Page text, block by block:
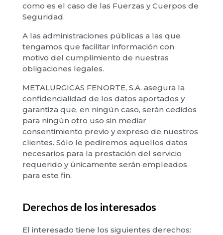
como es el caso de las Fuerzas y Cuerpos de
Seguridad.
A las administraciones públicas a las que
tengamos que facilitar información con
motivo del cumplimiento de nuestras
obligaciones legales.
METALURGICAS FENORTE, S.A. asegura la
confidencialidad de los datos aportados y
garantiza que, en ningún caso, serán cedidos
para ningún otro uso sin mediar
consentimiento previo y expreso de nuestros
clientes. Sólo le pediremos aquellos datos
necesarios para la prestación del servicio
requerido y únicamente serán empleados
para este fin.
Derechos de los interesados
El interesado tiene los siguientes derechos: